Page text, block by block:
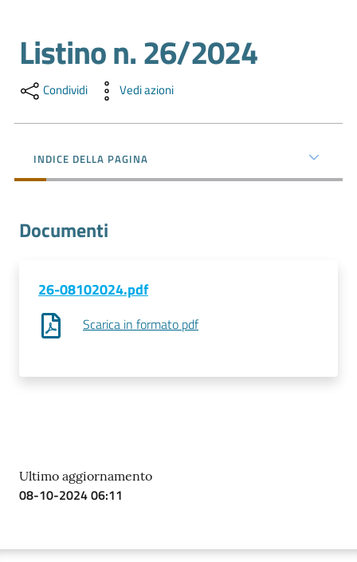
Promuovere
e
territorio
Tutelare
Salta al contenuto
Listino n. 26/2024
Condividi Vedi azioni
INDICE DELLA PAGINA
Documenti
26-08102024.pdf
Scarica in formato pdf
Ultimo aggiornamento
08-10-2024 06:11